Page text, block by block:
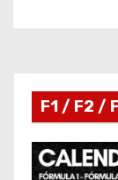
F1 / F2 /